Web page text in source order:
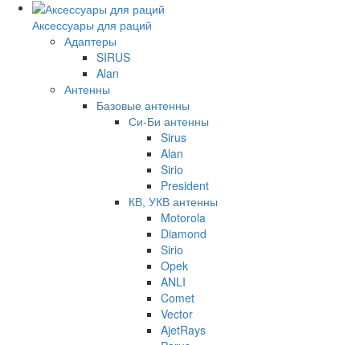
Аксессуары для раций
Адаптеры
SIRUS
Alan
Антенны
Базовые антенны
Си-Би антенны
Sirus
Alan
Sirio
President
КВ, УКВ антенны
Motorola
Diamond
Sirio
Opek
ANLI
Comet
Vector
AjetRays